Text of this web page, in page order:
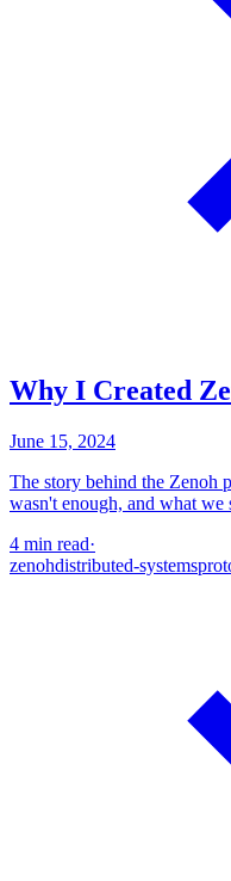
Why I Created
June 15, 2024
The story behind the
wasn't enough, and what we
4 min read·
zenohdistributed-systems